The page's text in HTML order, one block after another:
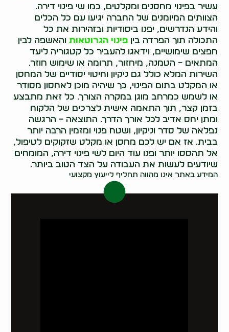
עשיר בפינוי מחסנים ומקלטים, כמו שי פינוי דירה.
הצוותים המיומנים של החברה יגיעו עם כל הכלים
והידע הנדרשים, יפנו ביסודיות ובזהירות את כל
התכולה תוך הפרדה ביןפינוי הגרוטאות והאשפה לבין
חפצים שימושיים, וידאגו להעביר כל קטגוריה ליעד
המתאים – הטמנה, מיחזור, תרומה או שימוש חוזר.
השירות המלא כולל גם ניקיון וחיטוי יסודיים של המחסן
או המקלט בתום הפינוי, כך שיהיה מוכן לאחסון מסודר
או לשמש כמרחב מוגן במקרה הצורך. כל זאת מתבצע
בזמן קצר, תוך התאמה אישית לצרכים של הלקוח
ומתן יחס אדיב לכל אורך הדרך. התוצאה – הרגשה
נפלאה של סדר וניקיון, ושטח פנוי ומזמין הרבה יותר
בבית. אז אם יש לכם מחסן או מקלט שזקוקים לטיפול,
אל תהססו יותר ופנו עוד היום לשי פינוי דירה, המומחים
שיודעים לעשות את העבודה על הצד הטוב ביותר.
המידע באתר אינו מהווה תחליף לייעוץ מקצועי